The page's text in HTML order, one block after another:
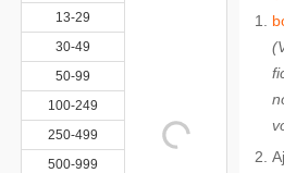
13-29
30-49
50-99
100-249
250-499
500-999